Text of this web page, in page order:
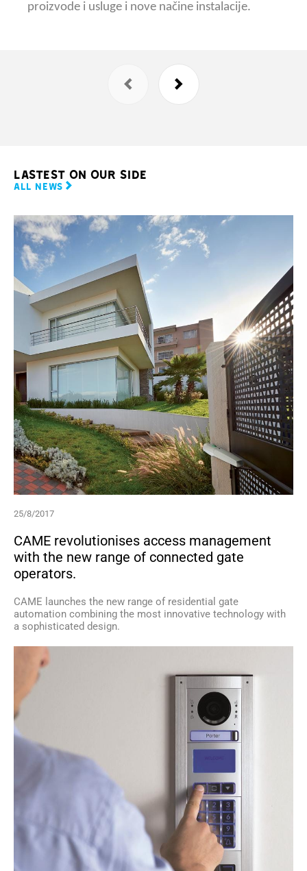
proizvode i usluge i nove načine instalacije.
LASTEST ON OUR SIDE
ALL NEWS
25/8/2017
CAME revolutionises access management
with the new range of connected gate
operators.
CAME launches the new range of residential gate
automation combining the most innovative technology with
a sophisticated design.